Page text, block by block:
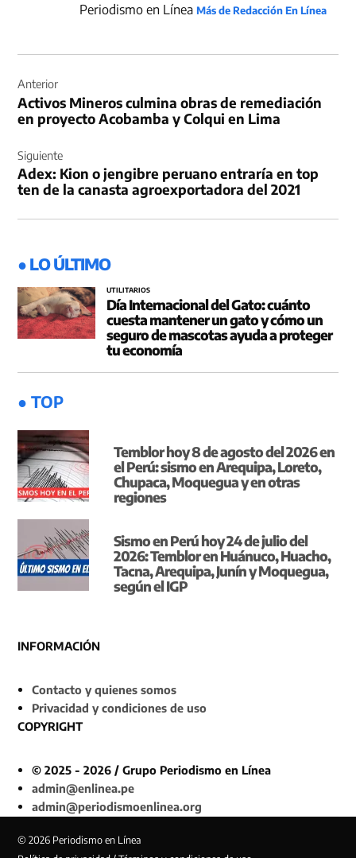
Periodismo en LíneaMás de Redacción En Línea
de
entradas
Anterior
Activos Mineros culmina obras de remediación
en proyecto Acobamba y Colqui en Lima
Siguiente
Adex: Kion o jengibre peruano entraría en top
ten de la canasta agroexportadora del 2021
● LO ÚLTIMO
UTILITARIOS
Día Internacional del Gato: cuánto
cuesta mantener un gato y cómo un
seguro de mascotas ayuda a proteger
tu economía
● TOP
Temblor hoy 8 de agosto del 2026 en
el Perú: sismo en Arequipa, Loreto,
Chupaca, Moquegua y en otras
regiones
Sismo en Perú hoy 24 de julio del
2026: Temblor en Huánuco, Huacho,
Tacna, Arequipa, Junín y Moquegua,
según el IGP
INFORMACIÓN
Contacto y quienes somos
Privacidad y condiciones de uso
COPYRIGHT
© 2025 - 2026 / Grupo Periodismo en Línea
admin@enlinea.pe
admin@periodismoenlinea.org
© 2026 Periodismo en Línea